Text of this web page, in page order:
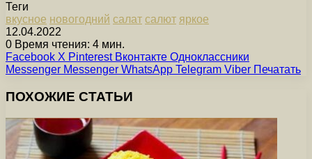
Теги
вкусное новогодний салат салют яркое
12.04.2022
0 Время чтения: 4 мин.
Facebook X Pinterest Вконтакте Одноклассники
Messenger Messenger WhatsApp Telegram Viber Печатать
ПОХОЖИЕ СТАТЬИ